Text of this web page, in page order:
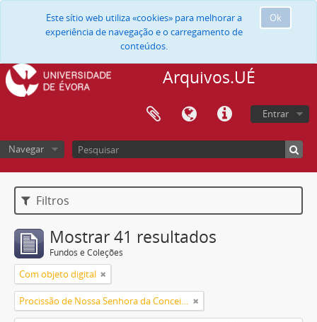
Ok
Este sítio web utiliza «cookies» para melhorar a
experiência de navegação e o carregamento de
conteúdos.
Arquivos.UÉ
Entrar
Navegar
Filtros
Mostrar 41 resultados
Fundos e Coleções
Com objeto digital
Procissão de Nossa Senhora da Conceição